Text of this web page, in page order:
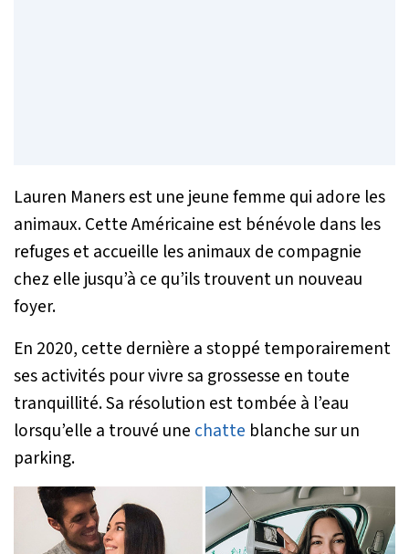
Lauren Maners est une jeune femme qui adore les
animaux. Cette Américaine est bénévole dans les
refuges et accueille les animaux de compagnie
chez elle jusqu’à ce qu’ils trouvent un nouveau
foyer.
En 2020, cette dernière a stoppé temporairement
ses activités pour vivre sa grossesse en toute
tranquillité. Sa résolution est tombée à l’eau
lorsqu’elle a trouvé une chatte blanche sur un
parking.